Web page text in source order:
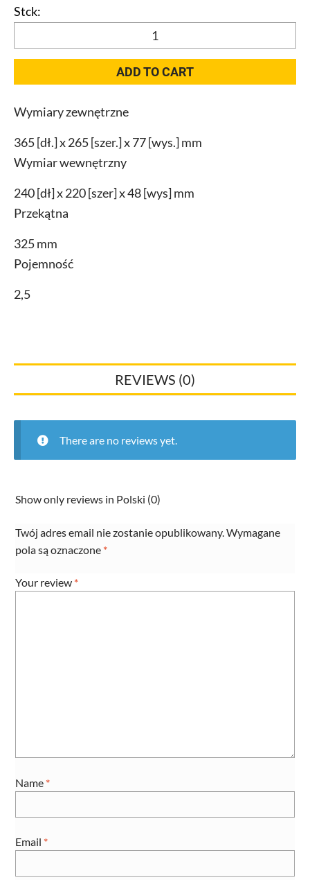
System
Organizer
MFI
RED
quantity
ADD TO CART
Wymiary zewnętrzne
365 [dł.] x 265 [szer.] x 77 [wys.] mm
Wymiar wewnętrzny
240 [dł] x 220 [szer] x 48 [wys] mm
Przekątna
325 mm
Pojemność
2,5
REVIEWS (0)
There are no reviews yet.
Show only reviews in Polski (0)
Twój adres email nie zostanie opublikowany. Wymagane
pola są oznaczone *
Your review *
Name *
Email *